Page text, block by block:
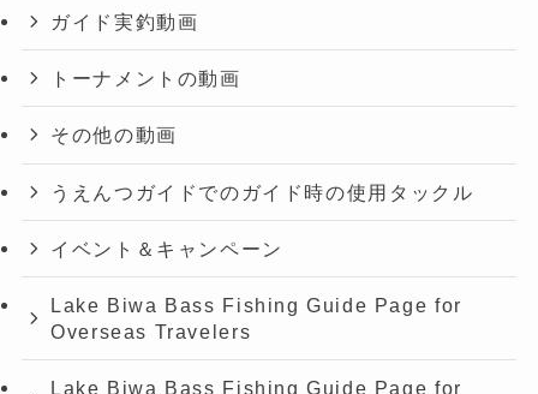
ガイド実釣動画
トーナメントの動画
その他の動画
うえんつガイドでのガイド時の使用タックル
イベント＆キャンペーン
Lake Biwa Bass Fishing Guide Page for
Overseas Travelers
Lake Biwa Bass Fishing Guide Page for